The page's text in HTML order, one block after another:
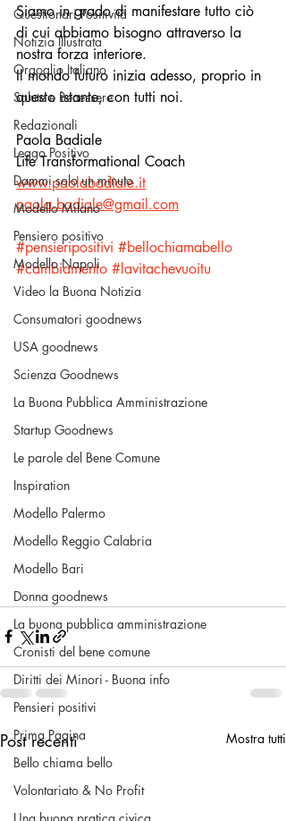
Questionari Positività
Notizia Illustrata
Orgoglio Italiano
Salute e Benessere
Redazionali
Leggo Positivo
Dammi solo un minuto
Modello Milano
Pensiero positivo
Modello Napoli
Video la Buona Notizia
Consumatori goodnews
USA goodnews
Scienza Goodnews
La Buona Pubblica Amministrazione
Startup Goodnews
Le parole del Bene Comune
Inspiration
Modello Palermo
Modello Reggio Calabria
Modello Bari
Donna goodnews
La buona pubblica amministrazione
Cronisti del bene comune
Diritti dei Minori - Buona info
Pensieri positivi
Prima Pagina
Bello chiama bello
Volontariato & No Profit
Siamo in grado di manifestare tutto ciò
di cui abbiamo bisogno attraverso la
nostra forza interiore.
Il mondo futuro inizia adesso, proprio in
questo istante, con tutti noi.
Paola Badiale
Life Transformational Coach
www.paolabadiale.it
paola.badiale@gmail.com
#pensieripositivi #bellochiamabello
#cambiamento #lavitachevuoitu
Post recenti Mostra tutti